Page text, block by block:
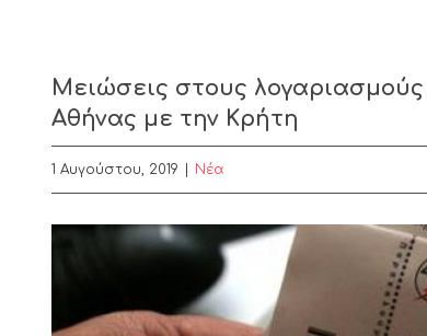
Μειώσεις στους
Αθήνας με την Κρήτη
1 Αυγούστου, 2019 Nέα
View
Image